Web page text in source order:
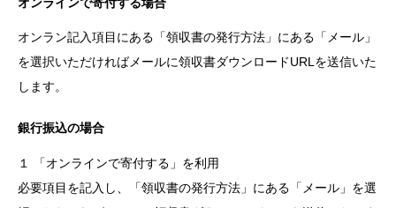
オンラン記入項目にある「領収書の発行方法」にある「メール」
を選択いただければメールに領収書ダウンロードURLを送信いた
します。
銀行振込の場合
１ 「オンラインで寄付する」を利用
必要項目を記入し、「領収書の発行方法」にある「メール」を選